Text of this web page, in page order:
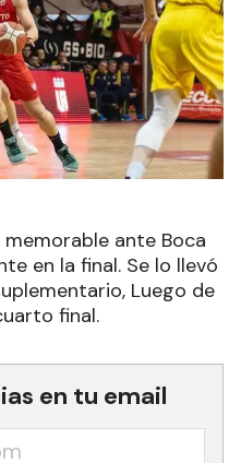
ante Boca
en la final. Se lo llevó
Luego de
final.
en tu email